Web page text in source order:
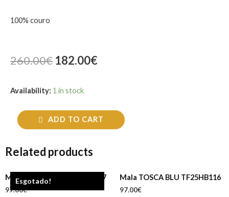
100% couro
260.00€ 182.00€
Availability: 1 in stock
ADD TO CART
Related products
Esgotado!
Mala TOSCA BLU TF25HB117
97.00€
Mala TOSCA BLU TF25HB116
97.00€